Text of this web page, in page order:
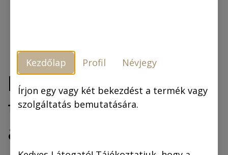
Rejtő Jenő: A
tizennégy karátos
autó (regény)
Kezdőlap Profil Névjegy
Írjon egy vagy két bekezdést a termék vagy
szolgáltatás bemutatására.